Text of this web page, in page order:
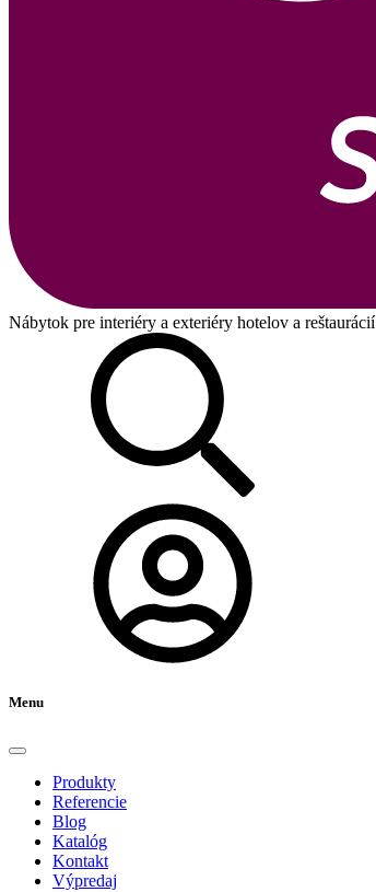
Nábytok pre interiéry a exteriéry hotelov a reštaurácií
Menu
Produkty
Referencie
Blog
Katalóg
Kontakt
Výpredaj